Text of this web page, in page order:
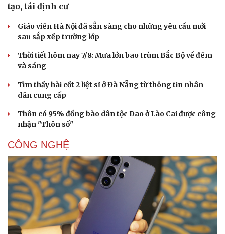
tạo, tái định cư
Giáo viên Hà Nội đã sẵn sàng cho những yêu cầu mới
sau sắp xếp trường lớp
Thời tiết hôm nay 7/8: Mưa lớn bao trùm Bắc Bộ về đêm
và sáng
Tìm thấy hài cốt 2 liệt sĩ ở Đà Nẵng từ thông tin nhân
dân cung cấp
Thôn có 95% đồng bào dân tộc Dao ở Lào Cai được công
nhận "Thôn số"
CÔNG NGHỆ